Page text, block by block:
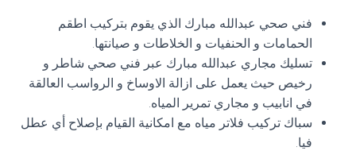
فني صحي عبدالله مبارك الذي يقوم بتركيب اطقم
الحمامات و الحنفيات و الخلاطات و صيانتها.
تسليك مجاري عبدالله مبارك عبر فني صحي شاطر و
رخيص حيث يعمل على ازالة الاوساخ و الرواسب العالقة
في انابيب و مجاري تمرير المياه.
سباك تركيب فلاتر مياه مع امكانية القيام بإصلاح أي عطل
فيا.